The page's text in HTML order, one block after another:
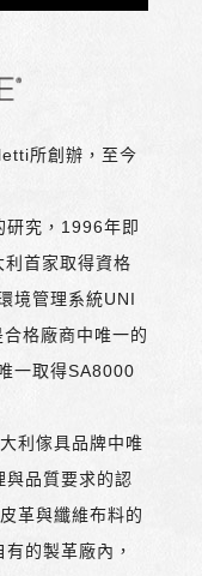
所創辦，至今
研究，1996年即
首家取得資格
境管理系統UNI
格廠商中唯一的
一取得SA8000
利傢具品牌中唯
與品質要求的認
革與纖維布料的
的製革廠內，